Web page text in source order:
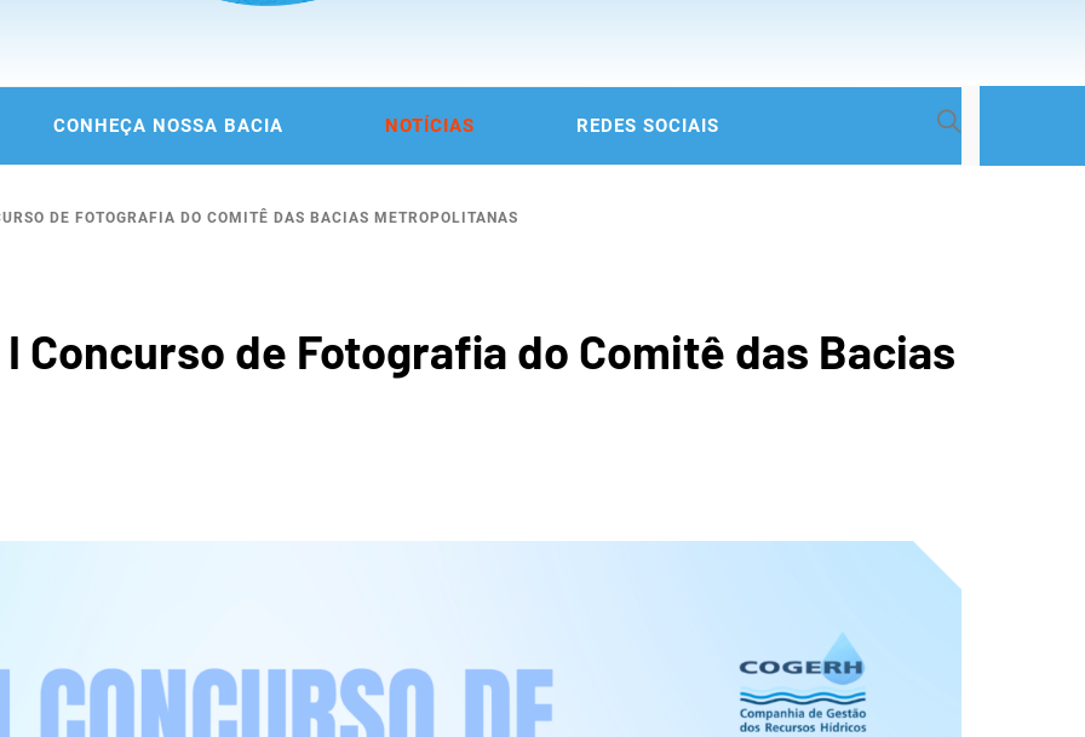
DA BACIA
DA
REGIÃO
CONHEÇA NOSSA BACIA NOTÍCIAS REDES SOCIAIS
DE FOTOGRAFIA DO COMITÊ DAS BACIAS METROPOLITANAS
Concurso de Fotografia do Comitê das Bacias